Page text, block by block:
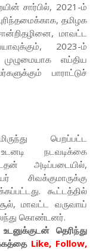
சார்பில், 2021-ம்
தமிழக
மாவட்ட
2023-ம்
எய்திய
பாராட்டுச்
பெறப்பட்ட
நடவடிக்கை
அடிப்படையில்,
சிவக்குமாருக்கு
கூட்டத்தில்
மாவட்ட வருவாய்
கொண்டனர்.
தெரிந்து
Like, Follow,